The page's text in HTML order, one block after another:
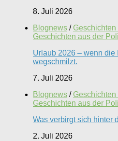
8. Juli 2026
Blognews /
Geschichten aus der
Urlaub 2026 – wenn die
wegschmilzt.
7. Juli 2026
Blognews /
Geschichten aus der
Was verbirgt sich hinter
2. Juli 2026